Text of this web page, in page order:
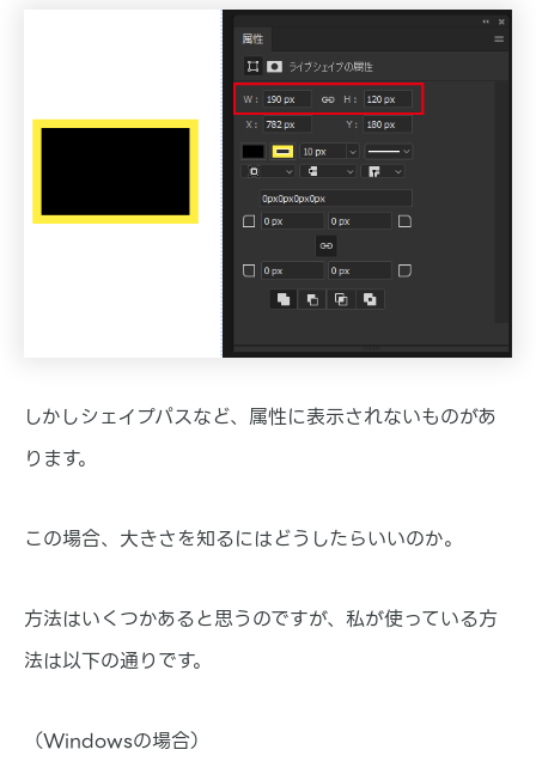
しかしシェイプパスなど、属性に表示されないものがあ
ります。
この場合、大きさを知るにはどうしたらいいのか。
方法はいくつかあると思うのですが、私が使っている方
法は以下の通りです。
（Windowsの場合）